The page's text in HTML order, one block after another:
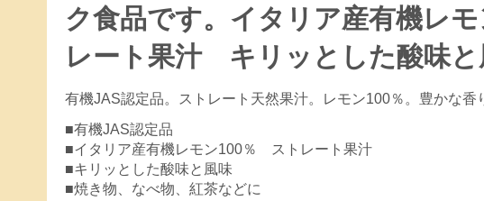
ク食品です。イタリア産有機レ
レート果汁 キリッとした酸味と
有機JAS認定品。ストレート天然果汁。レモン100％。豊かな
■有機JAS認定品
■イタリア産有機レモン100％ ストレート果汁
■キリッとした酸味と風味
■焼き物、なべ物、紅茶などに